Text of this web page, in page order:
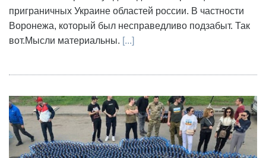
приграничных Украине областей россии. В частности
Воронежа, который был несправедливо подзабыт. Так
вот.Мысли материальны. [...]